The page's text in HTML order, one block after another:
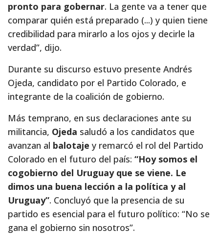
pronto para gobernar. La gente va a tener que
comparar quién está preparado (...) y quien tiene
credibilidad para mirarlo a los ojos y decirle la
verdad”, dijo.
Durante su discurso estuvo presente Andrés
Ojeda, candidato por el Partido Colorado, e
integrante de la coalición de gobierno.
Más temprano, en sus declaraciones ante su
militancia, Ojeda saludó a los candidatos que
avanzan al balotaje y remarcó el rol del Partido
Colorado en el futuro del país: “Hoy somos el
cogobierno del Uruguay que se viene. Le
dimos una buena lección a la política y al
Uruguay”. Concluyó que la presencia de su
partido es esencial para el futuro político: “No se
gana el gobierno sin nosotros”.